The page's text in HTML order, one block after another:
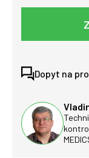
Dopyt na